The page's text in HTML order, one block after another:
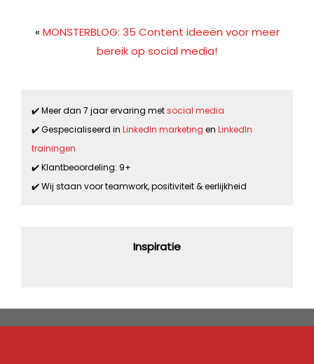
« MONSTERBLOG: 35 Content ideeën voor meer
bereik op social media!
✔️ Meer dan 7 jaar ervaring metsocial media
✔️ Gespecialiseerd in LinkedIn marketing en LinkedIn
trainingen
✔️ Klantbeoordeling: 9+
✔️ Wij staan voor teamwork, positiviteit & eerlijkheid
Inspiratie